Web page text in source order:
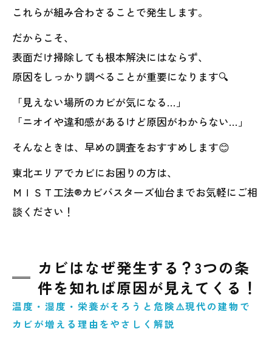
これらが組み合わさることで発生します。
だからこそ、
表面だけ掃除しても根本解決にはならず、
原因をしっかり調べることが重要になります🔍
「見えない場所のカビが気になる…」
「ニオイや違和感があるけど原因がわからない…」
そんなときは、早めの調査をおすすめします😊
東北エリアでカビにお困りの方は、
ＭＩＳＴ工法®カビバスターズ仙台までお気軽にご相
談ください！
カビはなぜ発生する？3つの条
件を知れば原因が見えてくる！
温度・湿度・栄養がそろうと危険⚠️現代の建物で
カビが増える理由をやさしく解説